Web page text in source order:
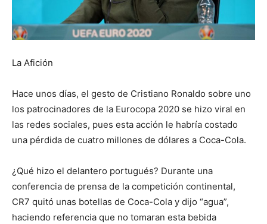
La Afición
Hace unos días, el gesto de Cristiano Ronaldo sobre uno
los patrocinadores de la Eurocopa 2020 se hizo viral en
las redes sociales, pues esta acción le habría costado
una pérdida de cuatro millones de dólares a Coca-Cola.
¿Qué hizo el delantero portugués? Durante una
conferencia de prensa de la competición continental,
CR7 quitó unas botellas de Coca-Cola y dijo “agua”,
haciendo referencia que no tomaran esta bebida